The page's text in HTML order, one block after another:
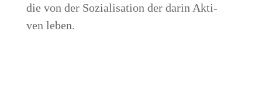
die von der Sozia­li­sa­ti­on der dar­in Akti­
ven leben.